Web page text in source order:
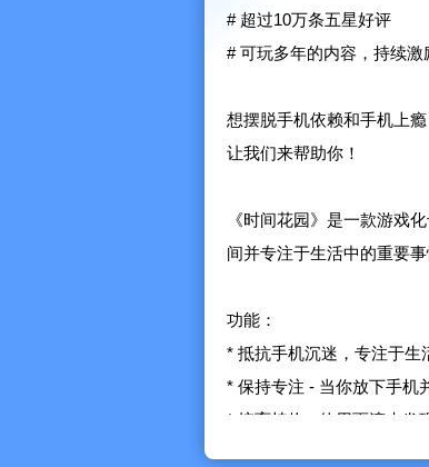
# 超过10万条五星好评
# 可玩多年的内容，持续激
想摆脱手机依赖和手机上
让我们来帮助你！
《时间花园》是一款游戏
间并专注于生活中的重要
功能：
* 抵抗手机沉迷，专注于生
* 保持专注 - 当你放下手机
* 培育植物 - 使用雨滴来发